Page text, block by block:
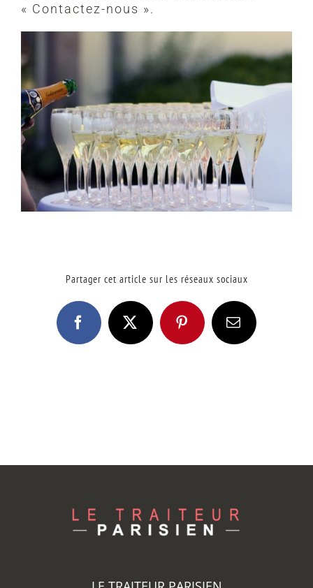
« Contactez-nous ».
Partager cet article sur les réseaux sociaux
Facebook
X PinterestEmail